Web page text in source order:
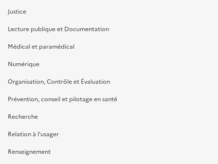
Justice
Lecture publique et Documentation
Médical et paramédical
Numérique
Organisation, Contrôle et Évaluation
Prévention, conseil et pilotage en santé
Recherche
Relation à l’usager
Renseignement